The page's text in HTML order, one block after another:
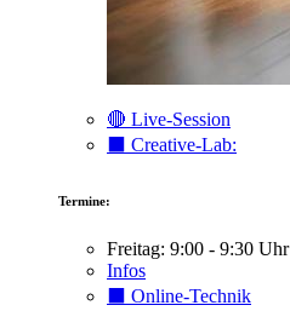
🔴 Live-Session
⬛️ Creative-Lab:
Termine:
Freitag: 9:00 - 9:30 Uhr
Infos
⬛️ Online-Technik